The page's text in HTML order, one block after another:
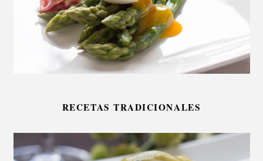
RECETAS TRADICIONALES